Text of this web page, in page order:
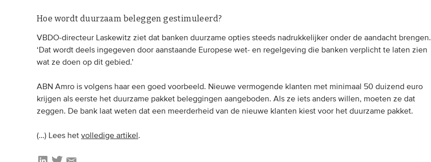
Hoe wordt duurzaam beleggen gestimuleerd?
VBDO-directeur Laskewitz ziet dat banken duurzame opties steeds nadrukkelijker onder de aandacht brengen.
‘Dat wordt deels ingegeven door aanstaande Europese wet- en regelgeving die banken verplicht te laten zien
wat ze doen op dit gebied.’
ABN Amro is volgens haar een goed voorbeeld. Nieuwe vermogende klanten met minimaal 50 duizend euro
krijgen als eerste het duurzame pakket beleggingen aangeboden. Als ze iets anders willen, moeten ze dat
zeggen. De bank laat weten dat een meerderheid van de nieuwe klanten kiest voor het duurzame pakket.
(…) Lees het volledige artikel .